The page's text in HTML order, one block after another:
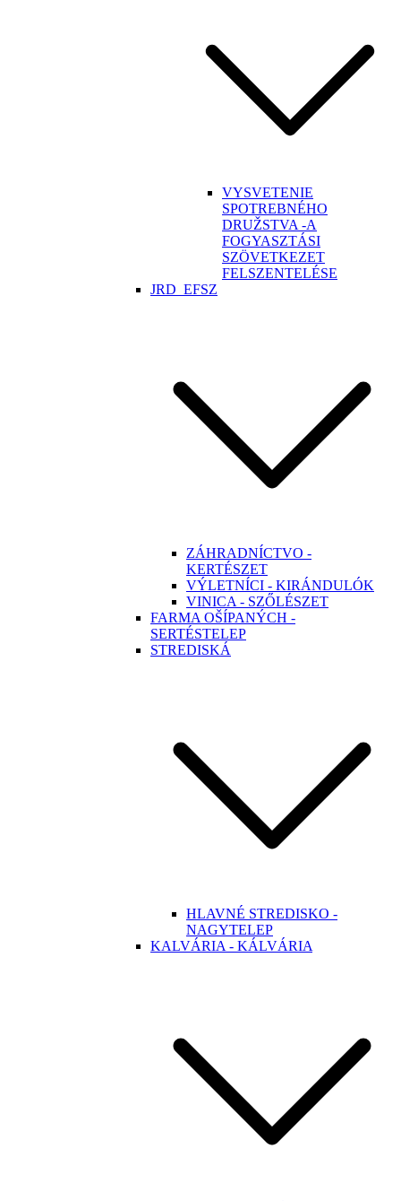
VYSVETENIE
SPOTREBNÉHO
DRUŽSTVA -A
FOGYASZTÁSI
SZÖVETKEZET
FELSZENTELÉSE
JRD_EFSZ
ZÁHRADNÍCTVO -
KERTÉSZET
VÝLETNÍCI - KIRÁNDULÓK
VINICA - SZŐLÉSZET
FARMA OŠÍPANÝCH -
SERTÉSTELEP
STREDISKÁ
HLAVNÉ STREDISKO -
NAGYTELEP
KALVÁRIA - KÁLVÁRIA